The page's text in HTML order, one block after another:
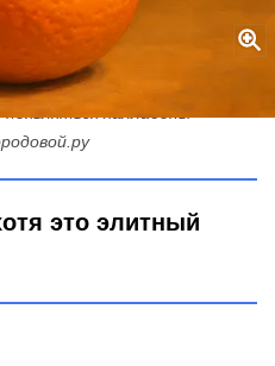
петербургских магазинов 2-й
это элитный